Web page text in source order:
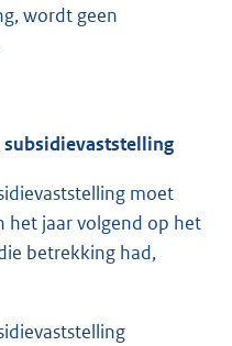
wordt geen
subsidievaststelling
moet
het jaar volgend op het
betrekking had,